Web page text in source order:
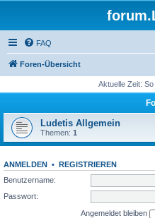
FAQ
Foren-Übersicht
Aktuelle Zeit:
Ludetis Allgemein
Themen: 1
ANMELDEN • REGISTRIEREN
Benutzername:
Passwort:
Angemeldet bleiben